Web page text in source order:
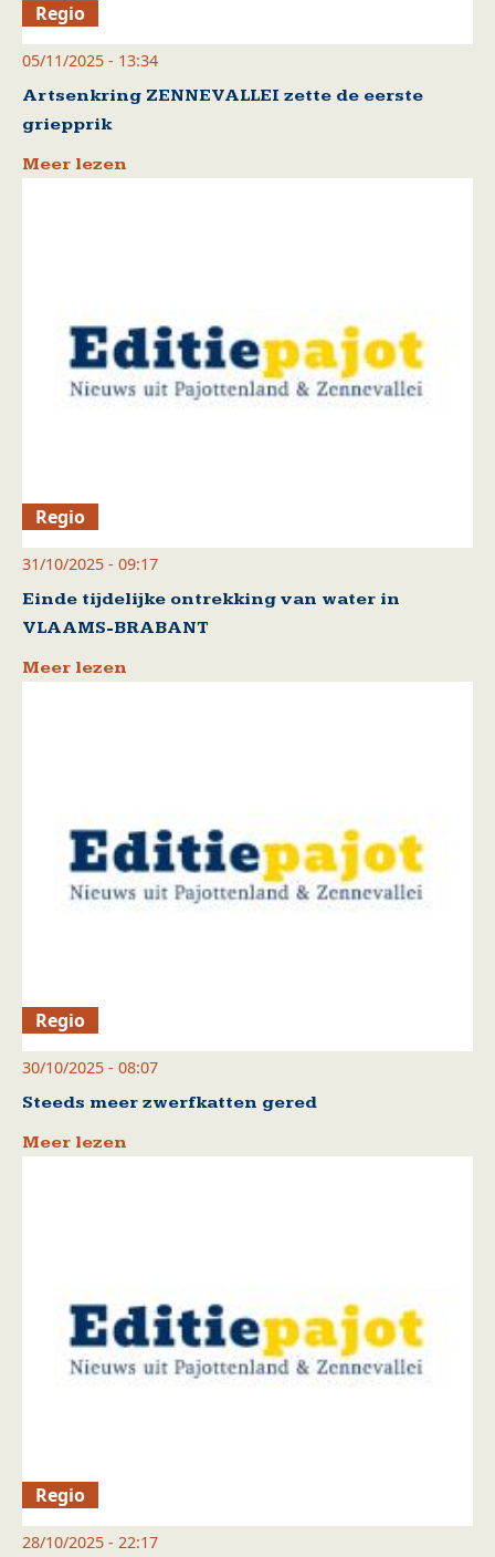
Regio
05/11/2025 - 13:34
Artsenkring ZENNEVALLEI zette de eerste
griepprik
Meer lezen
Regio
31/10/2025 - 09:17
Einde tijdelijke ontrekking van water in
VLAAMS-BRABANT
Meer lezen
Regio
30/10/2025 - 08:07
Steeds meer zwerfkatten gered
Meer lezen
Regio
28/10/2025 - 22:17